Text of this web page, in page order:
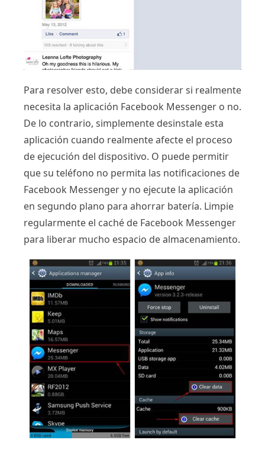
Para resolver esto, debe considerar si realmente
necesita la aplicación Facebook Messenger o no.
De lo contrario, simplemente desinstale esta
aplicación cuando realmente afecte el proceso
de ejecución del dispositivo. O puede permitir
que su teléfono no permita las notificaciones de
Facebook Messenger y no ejecute la aplicación
en segundo plano para ahorrar batería. Limpie
regularmente el caché de Facebook Messenger
para liberar mucho espacio de almacenamiento.